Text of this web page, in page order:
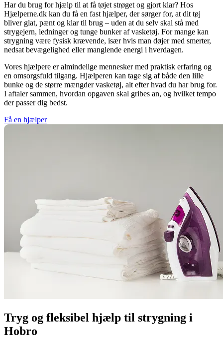
Har du brug for hjælp til at få tøjet strøget og gjort klar? Hos
Hjælperne.dk kan du få en fast hjælper, der sørger for, at dit tøj
bliver glat, pænt og klar til brug – uden at du selv skal stå med
strygejern, ledninger og tunge bunker af vasketøj. For mange kan
strygning være fysisk krævende, især hvis man døjer med smerter,
nedsat bevægelighed eller manglende energi i hverdagen.
Vores hjælpere er almindelige mennesker med praktisk erfaring og
en omsorgsfuld tilgang. Hjælperen kan tage sig af både den lille
bunke og de større mængder vasketøj, alt efter hvad du har brug for.
I aftaler sammen, hvordan opgaven skal gribes an, og hvilket tempo
der passer dig bedst.
Få en hjælper
Tryg og fleksibel hjælp til strygning i
Hobro